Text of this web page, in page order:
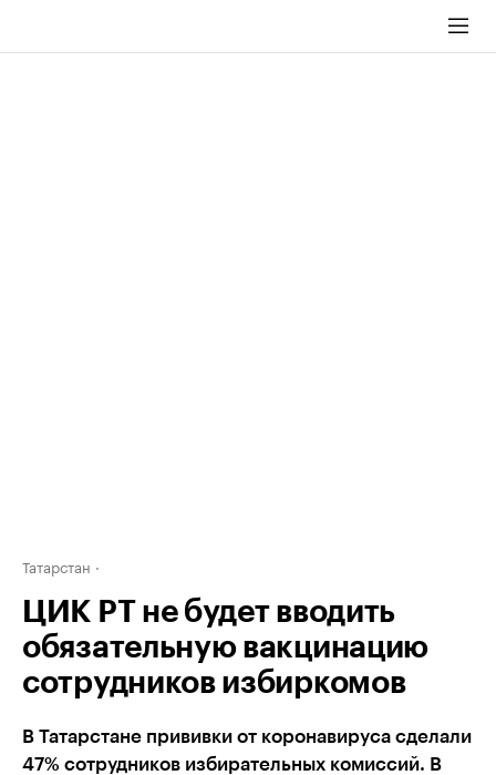
Татарстан
ЦИК РТ не будет вводить
обязательную вакцинацию
сотрудников избиркомов
В Татарстане прививки от коронавируса сделали
47% сотрудников избирательных комиссий. В